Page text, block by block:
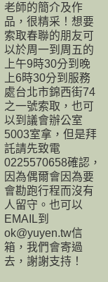
老師的簡介及作
品，很精采！想要
索取春聯的朋友可
以於周一到周五的
上午9時30分到晚
上6時30分到服務
處台北市錦西街74
之一號索取，也可
以到議會辦公室
5003室拿，但是拜
託請先致電
0225570658確認，
因為偶爾會因為要
會勘跑行程而沒有
人留守。也可以
EMAIL到
ok@yuyen.tw信
箱，我們會寄過
去，謝謝支持！